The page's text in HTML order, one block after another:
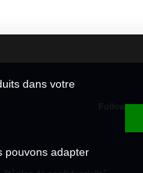
Follow Us
dans votre
pouvons adapter